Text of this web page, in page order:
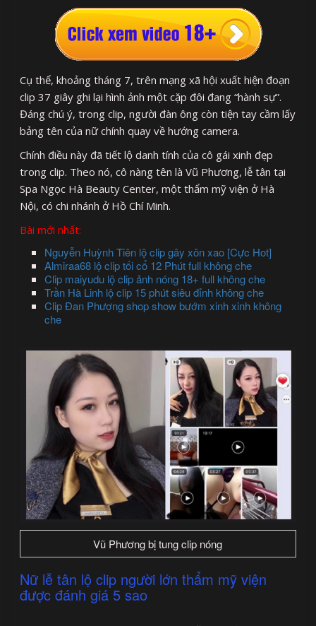
Cụ thể, khoảng tháng 7, trên mạng xã hội xuất hiện đoạn
clip 37 giây ghi lại hình ảnh một cặp đôi đang “hành sự”.
Đáng chú ý, trong clip, người đàn ông còn tiện tay cầm lấy
bảng tên của nữ chính quay về hướng camera.
Chính điều này đã tiết lộ danh tính của cô gái xinh đẹp
trong clip. Theo nó, cô nàng tên là Vũ Phương, lễ tân tại
Spa Ngọc Hà Beauty Center, một thẩm mỹ viện ở Hà
Nội, có chi nhánh ở Hồ Chí Minh.
Bài mới nhất:
Nguyễn Huỳnh Tiên lộ clip gây xôn xao [Cực Hot]
Almiraa68 lộ clip tối cổ 12 Phút full không che
Clip maiyudu lộ clip ảnh nóng 18+ full không che
Trần Hà Linh lộ clip 15 phút siêu đỉnh không che
Clip Đan Phượng shop show bướm xinh xinh không
che
Vũ Phương bị tung clip nóng
Nữ lễ tân lộ clip người lớn thẩm mỹ viện
được đánh giá 5 sao